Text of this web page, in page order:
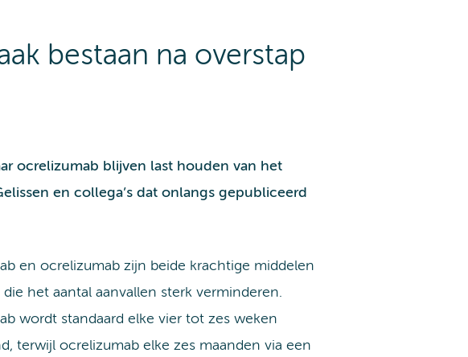
bestaan na overstap
ocrelizumab blijven last houden van het
en collega’s dat onlangs gepubliceerd
en ocrelizumab zijn beide krachtige middelen
die het aantal aanvallen sterk verminderen.
wordt standaard elke vier tot zes weken
terwijl ocrelizumab elke zes maanden via een